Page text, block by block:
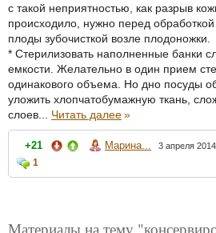
с такой неприятностью, как разрыв
происходило, нужно перед
плоды зубочисткой возле плодоножки.
* Стерилизовать наполненные банки
емкости. Желательно в один прием
одинакового объема. Но дно посуды
уложить хлопчатобумажную ткань,
слоев... Читать далее»
+21 Марина... 3 апреля
1
Материалы на тему